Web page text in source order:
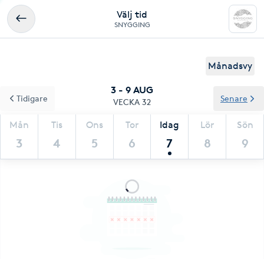
Välj tid
SNYGGING
Månadsvy
3 - 9 AUG
VECKA 32
Mån
3
Tis
4
Ons
5
Tor
6
Idag
7
Lör
8
Sön
9
Tidigare Senare